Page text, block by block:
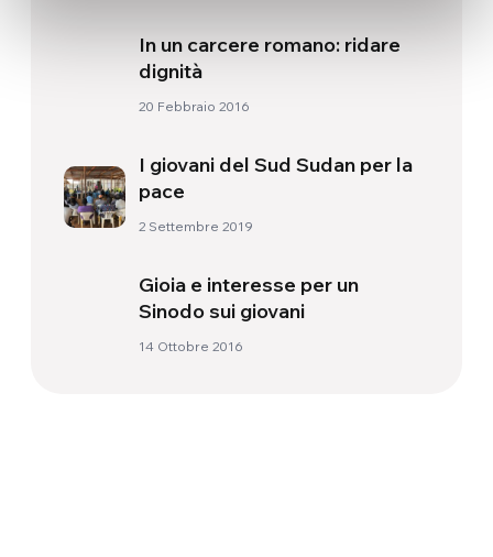
In un carcere romano: ridare
dignità
20 Febbraio 2016
I giovani del Sud Sudan per la
pace
2 Settembre 2019
Gioia e interesse per un
Sinodo sui giovani
14 Ottobre 2016